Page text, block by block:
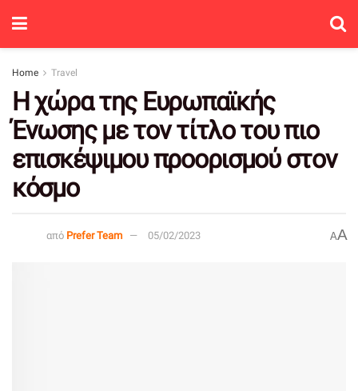
Home Travel
Η χώρα της Ευρωπαϊκής
Ένωσης με τον τίτλο του πιο
επισκέψιμου προορισμού στον
κόσμο
από Prefer Team 05/02/2023 AA